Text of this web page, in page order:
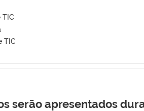
TIC
TIC
serão apresentados